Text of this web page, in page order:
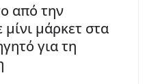
από την
μάρκετ στα
για τη